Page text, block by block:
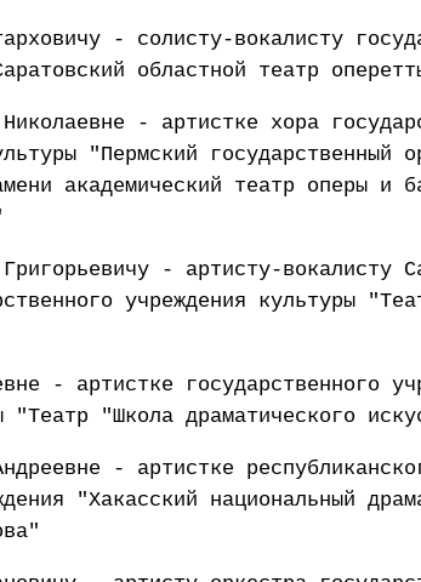
- солисту-вокалисту
областной театр
- артистке хора
"Пермский государственный
академический театр оперы и
- артисту-вокалисту
учреждения культуры
- артистке государственного
"Театр "Школа драматического
- артистке
"Хакасский национальный